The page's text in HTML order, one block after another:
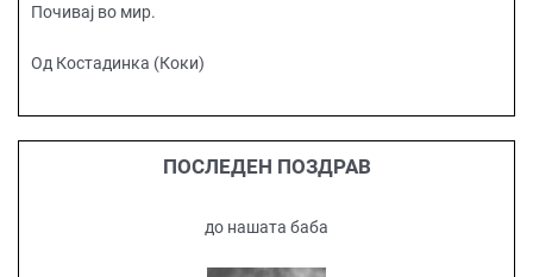
Почивај во мир.
Oд Костадинка (Коки)
ПОСЛЕДЕН ПОЗДРАВ
до нашата баба